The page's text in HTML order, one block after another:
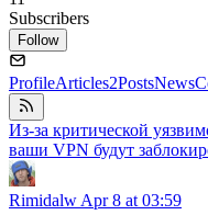
Subscribers
Follow
ProfileArticles2PostsNews
Из-за критической
ваши VPN будут
Rimidalw Apr 8 at 03:59